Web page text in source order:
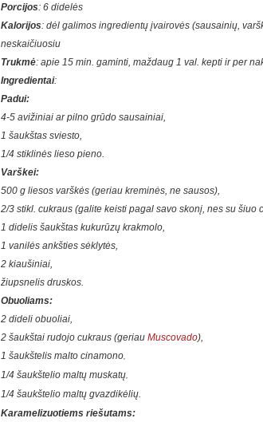
Porcijos: 6 didelės
Kalorijos: dėl galimos ingredientų įvairovės (sausainių,
neskaičiuosiu
Trukmė: apie 15 min. gaminti, maždaug 1 val. kepti ir per
Ingredientai:
Padui:
4-5 avižiniai ar pilno grūdo sausainiai,
1 šaukštas sviesto,
1/4 stiklinės lieso pieno.
Varškei:
500 g liesos varškės (geriau kreminės, ne sausos),
2/3 stikl. cukraus (galite keisti pagal savo skonį, nes su šiuo
1 didelis šaukštas kukurūzų krakmolo,
1 vanilės ankšties sėklytės,
2 kiaušiniai,
žiupsnelis druskos.
Obuoliams:
2 dideli obuoliai,
2 šaukštai rudojo cukraus (geriau Muscovado),
1 šaukštelis malto cinamono
1/4 šaukštelio maltų muskatų
1/4 šaukštelio maltų gvazdikėlių.
Karamelizuotiems riešutams: